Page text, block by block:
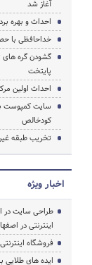
آغاز شد
احداث و بهره برداری 25 بازار تره
خداحافظی با
گشودن گره های
پایتخت
احداث اولین
کودخالص
تخریب طبقه
اخبار ویژه
طراحی سایت در
اینترنتی در
فروشگاه
ایده های طلایی